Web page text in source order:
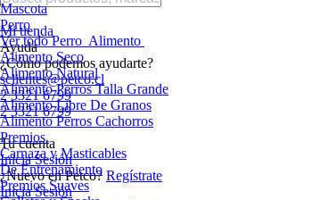
Mi tienda
Ayuda
¿Cómo podemos ayudarte?
sclientes@petco.cl
2 3321 6799
2 3321 6799
Tu cuenta
Inicia Sesión
¿Nuevo en Petco? Regístrate
Inicia Sesión
Mascota
Perro
Ver todo Perro Alimento
Alimento Seco
Alimento Natural
Alimento Perros Talla Grande
Alimento Libre De Granos
Alimento Perros Cachorros
Premios
Carnaza y Masticables
De Entrenamiento
Premios Suaves